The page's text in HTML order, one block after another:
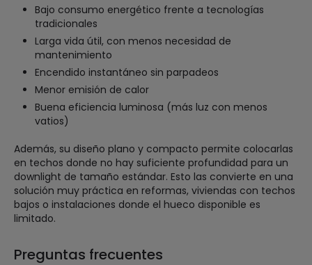
Bajo consumo energético frente a tecnologías
tradicionales
Larga vida útil, con menos necesidad de
mantenimiento
Encendido instantáneo sin parpadeos
Menor emisión de calor
Buena eficiencia luminosa (más luz con menos
vatios)
Además, su diseño plano y compacto permite colocarlas
en techos donde no hay suficiente profundidad para un
downlight de tamaño estándar. Esto las convierte en una
solución muy práctica en reformas, viviendas con techos
bajos o instalaciones donde el hueco disponible es
limitado.
Preguntas frecuentes